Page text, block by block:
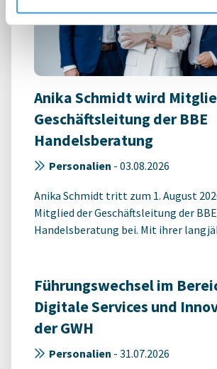
Anika Schmidt wird
Geschäftsleitung der BBE
Handelsberatung
Personalien - 03.08.2026
Anika Schmidt tritt zum 1. August
Mitglied der Geschäftsleitung der BBE
Handelsberatung bei. Mit ihrer
Führungswechsel im
Digitale Services und
der GWH
Personalien - 31.07.2026